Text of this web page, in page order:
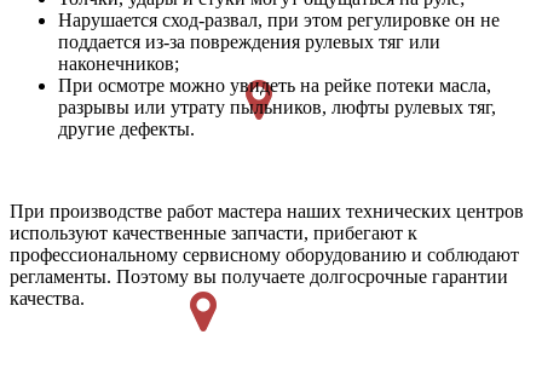
Нарушается сход-развал, при этом регулировке он не
поддается из-за повреждения рулевых тяг или
наконечников;
При осмотре можно увидеть на рейке потеки масла,
разрывы или утрату пыльников, люфты рулевых тяг,
другие дефекты.
При производстве работ мастера наших технических центров
используют качественные запчасти, прибегают к
профессиональному сервисному оборудованию и соблюдают
регламенты. Поэтому вы получаете долгосрочные гарантии
качества.